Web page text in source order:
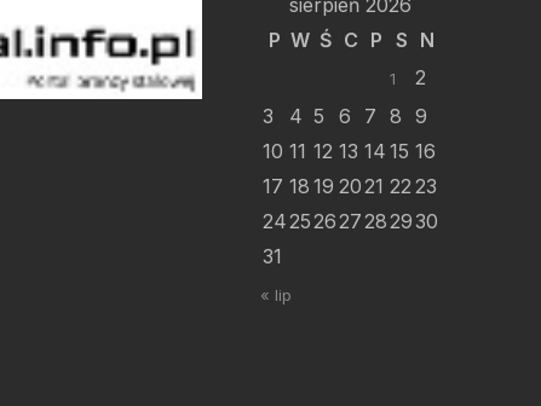
sierpień 2026
P W Ś C P S N
1
2
3
4 5 6 7 8 9
10 11 12 13 14 15 16
17 18 19 2021 22 23
24252627282930
31
« lip